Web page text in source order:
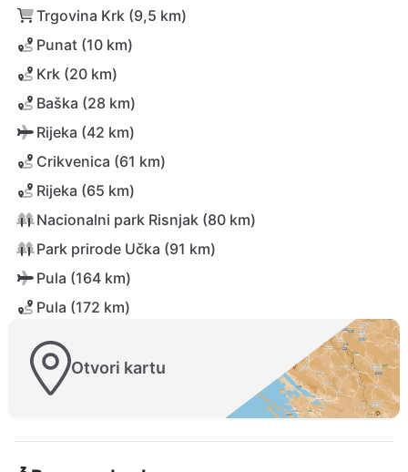
Trgovina Krk (9,5 km)
Punat (10 km)
Krk (20 km)
Baška (28 km)
Rijeka (42 km)
Crikvenica (61 km)
Rijeka (65 km)
Nacionalni park Risnjak (80 km)
Park prirode Učka (91 km)
Pula (164 km)
Pula (172 km)
Otvori kartu